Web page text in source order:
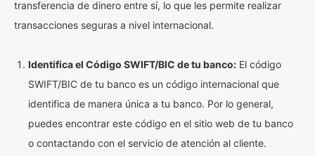
transferencia de dinero entre sí, lo que les permite realizar
transacciones seguras a nivel internacional.
Identifica el Código SWIFT/BIC de tu banco: El código
SWIFT/BIC de tu banco es un código internacional que
identifica de manera única a tu banco. Por lo general,
puedes encontrar este código en el sitio web de tu banco
o contactando con el servicio de atención al cliente.